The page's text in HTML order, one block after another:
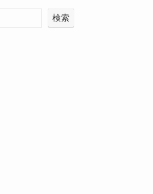
検索